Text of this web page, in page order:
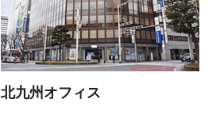
北九州オフィス